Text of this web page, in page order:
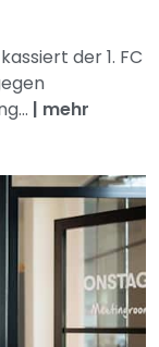
der 1. FC
| mehr